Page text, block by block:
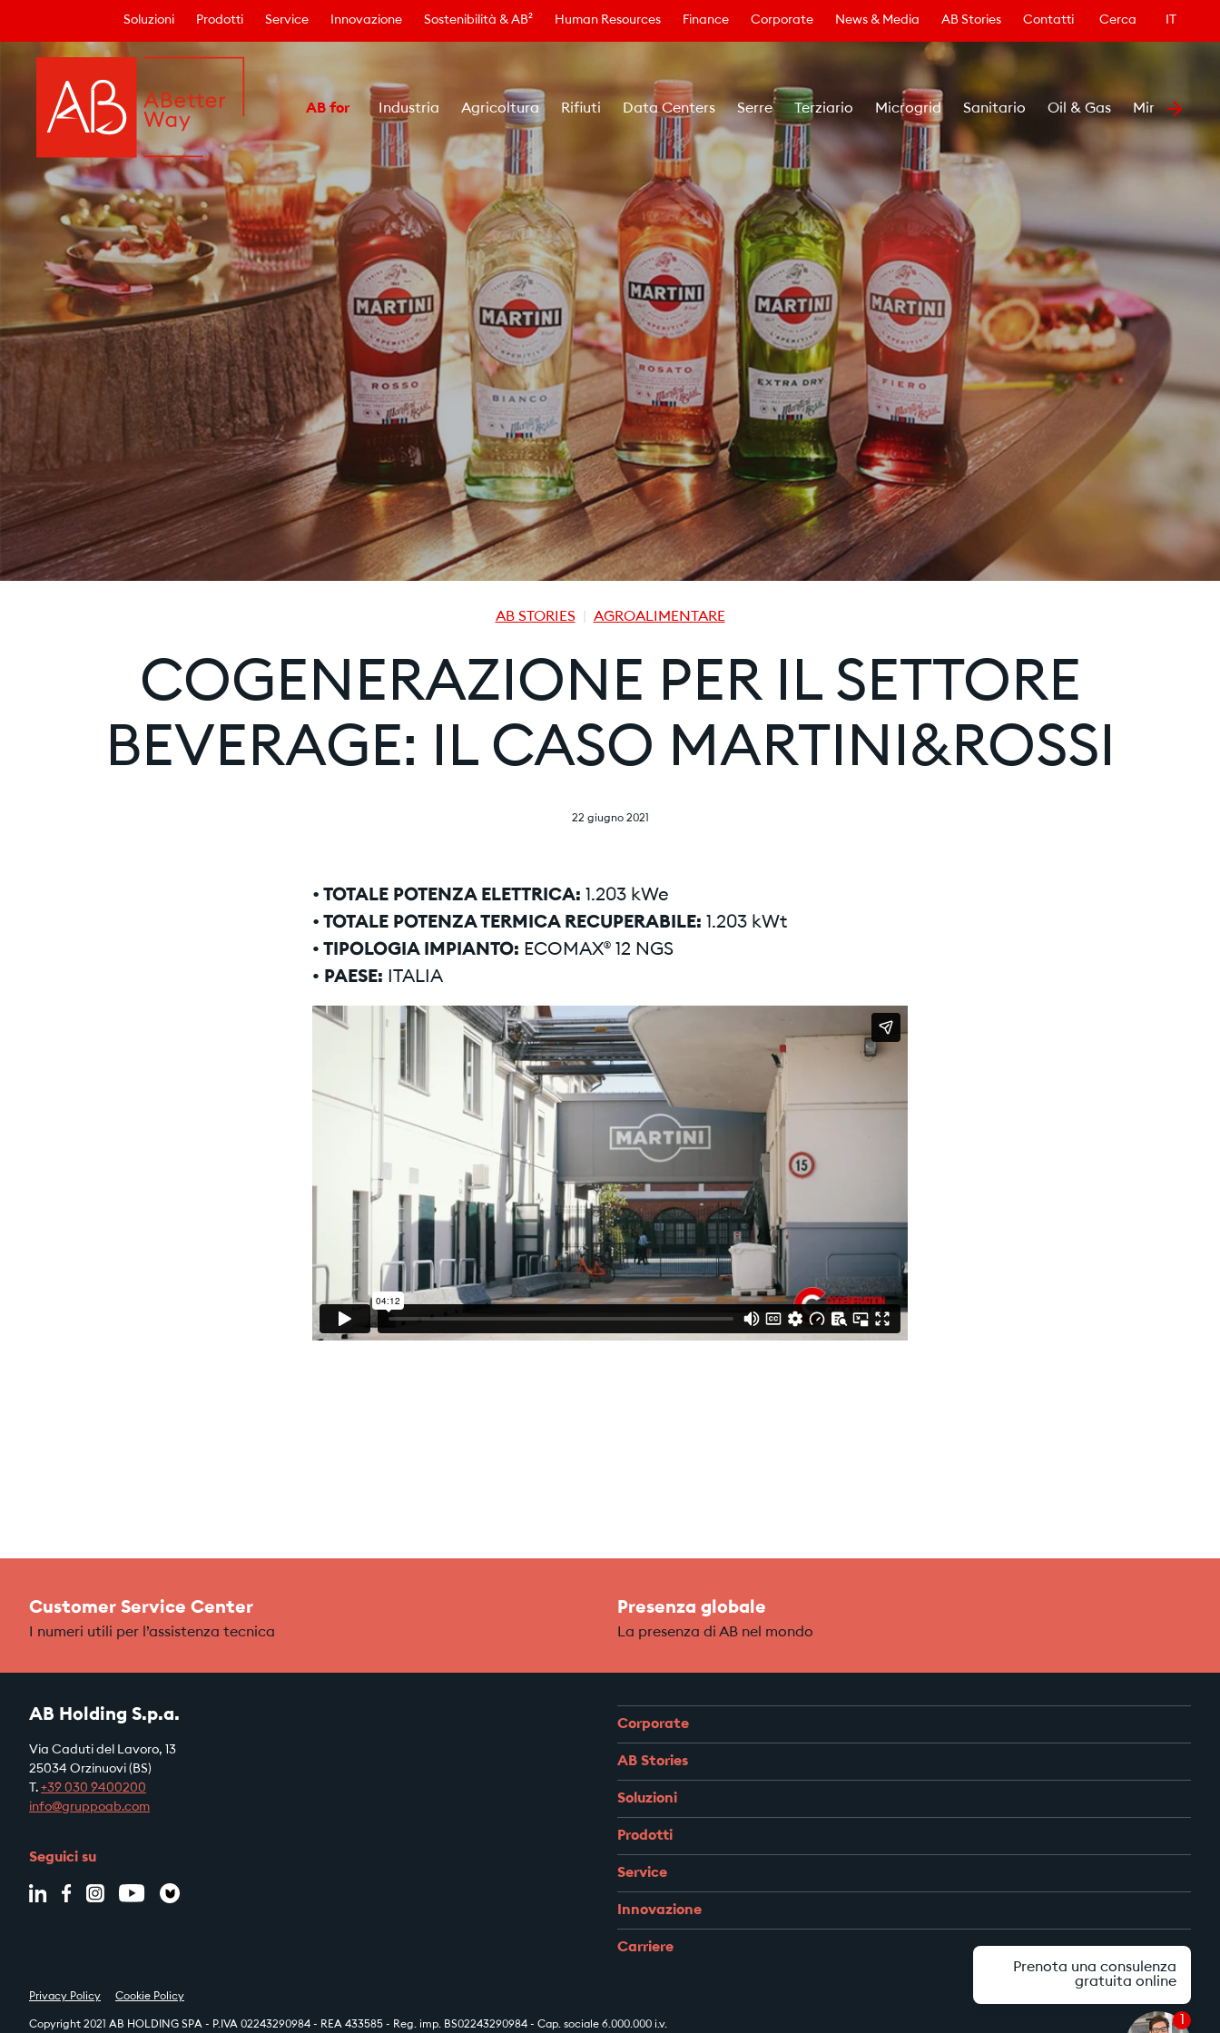
Soluzioni Prodotti Service Innovazione Sostenibilità & AB² Human Resources Finance Corporate News & Media AB Stories Contatti Cerca IT
AB for Industria Agricoltura Rifiuti Data Centers Serre Terziario Microgrid Sanitario Oil & Gas Minerario
AB STORIES AGROALIMENTARE
COGENERAZIONE PER IL SETTORE
BEVERAGE: IL CASO MARTINI&ROSSI
22 giugno 2021
• TOTALE POTENZA ELETTRICA: 1.203 kWe
• TOTALE POTENZA TERMICA RECUPERABILE: 1.203 kWt
• TIPOLOGIA IMPIANTO: ECOMAX® 12 NGS
• PAESE: ITALIA
Customer Service Center
I numeri utili per l’assistenza tecnica
Presenza globale
La presenza di AB nel mondo
AB Holding S.p.a.
Via Caduti del Lavoro, 13
25034 Orzinuovi (BS)
T. +39 030 9400200
info@gruppoab.com
Seguici su
Corporate
AB Stories
Soluzioni
Prodotti
Service
Innovazione
Carriere
Privacy Policy Cookie Policy
Copyright 2021 AB HOLDING SPA - P.IVA 02243290984 - REA 433585 - Reg. imp. BS02243290984 - Cap. sociale 6.000.000 i.v.
Prenota una consulenza
gratuita online